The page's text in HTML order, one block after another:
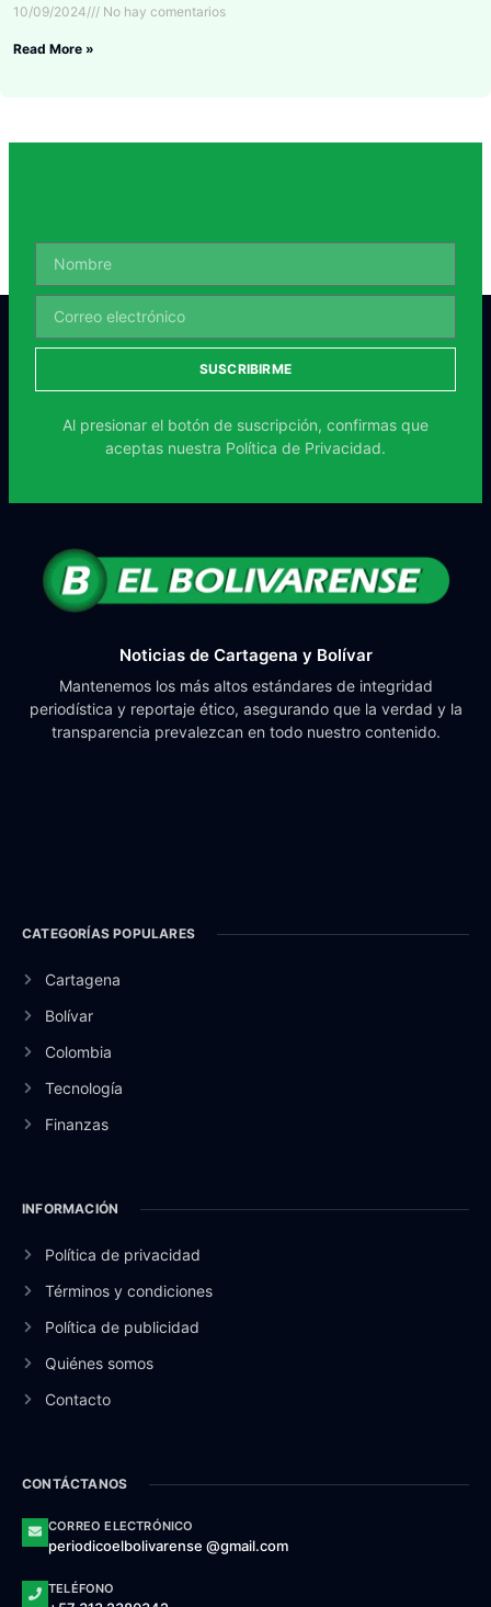
10/09/2024 No hay comentarios
Read More »
SUSCRIBIRME
Al presionar el botón de suscripción, confirmas que
aceptas nuestra Política de Privacidad.
Noticias de Cartagena y Bolívar
Mantenemos los más altos estándares de integridad
periodística y reportaje ético, asegurando que la verdad y la
transparencia prevalezcan en todo nuestro contenido.
CATEGORÍAS POPULARES
Cartagena
Bolívar
Colombia
Tecnología
Finanzas
INFORMACIÓN
Política de privacidad
Términos y condiciones
Política de publicidad
Quiénes somos
Contacto
CONTÁCTANOS
CORREO ELECTRÓNICO
periodicoelbolivarense @gmail.com
TELÉFONO